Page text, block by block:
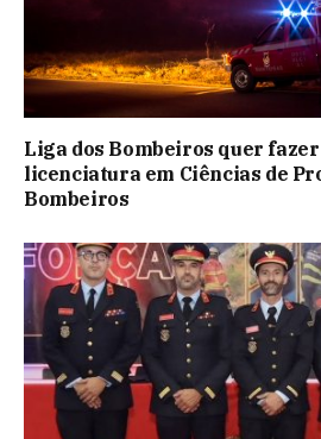
Liga dos Bombeiros quer
licenciatura em Ciências de
Bombeiros